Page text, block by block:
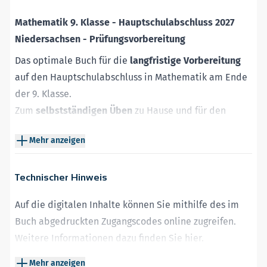
Technischer Hinweis
Auf die digitalen Inhalte können Sie mithilfe des im
Buch abgedruckten Zugangscodes online zugreifen.
Weitere Informationen dazu finden Sie hier.
Internetzugang
Mehr anzeigen
Mathematik 9. Klasse - Hauptschulabschluss 2027
Niedersachsen - Prüfungsvorbereitung
Das optimale Buch für die langfristige Vorbereitung
auf den Hauptschulabschluss in Mathematik am Ende
der 9. Klasse.
Zum selbstständigen Üben zu Hause und für den
Das gedruckte Buch bietet:
Ausführliches Trainingmitvielen Übungsaufgaben–
für punktgenaues Üben aller geforderten
Prüfungsthemen.
Mehr anzeigen